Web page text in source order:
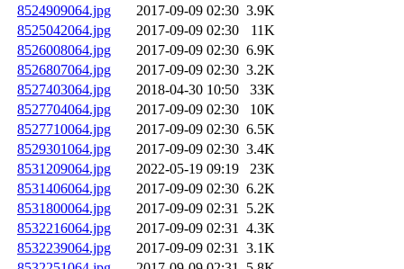
8524909064.jpg
2017-09-09 02:30 3.9K
8525042064.jpg
2017-09-09 02:30
11K
8526008064.jpg
2017-09-09 02:30 6.9K
8526807064.jpg
2017-09-09 02:30 3.2K
8527403064.jpg
2018-04-30 10:50
33K
8527704064.jpg
2017-09-09 02:30
10K
8527710064.jpg
2017-09-09 02:30 6.5K
8529301064.jpg
2017-09-09 02:30 3.4K
8531209064.jpg
2022-05-19 09:19
23K
8531406064.jpg
2017-09-09 02:30 6.2K
8531800064.jpg
2017-09-09 02:31 5.2K
8532216064.jpg
2017-09-09 02:31 4.3K
8532239064.jpg
2017-09-09 02:31 3.1K